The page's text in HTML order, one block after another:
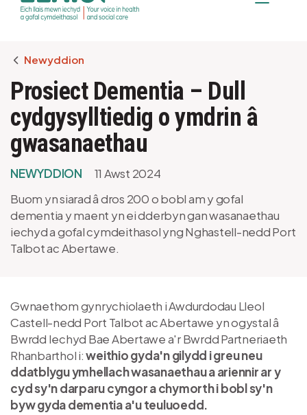
Breadcrumb
Newyddion
Prosiect Dementia – Dull
cydgysylltiedig o ymdrin â
gwasanaethau
NEWYDDION
11 Awst 2024
Buom yn siarad â dros 200 o bobl am y gofal
dementia y maent yn ei dderbyn gan wasanaethau
iechyd a gofal cymdeithasol yng Nghastell-nedd Port
Talbot ac Abertawe.
Gwnaethom gynrychiolaeth i Awdurdodau Lleol
Castell-nedd Port Talbot ac Abertawe yn ogystal â
Bwrdd Iechyd Bae Abertawe a'r Bwrdd Partneriaeth
Rhanbarthol i:weithio gyda'n gilydd i greu neu
ddatblygu ymhellach wasanaethau a ariennir ar y
cyd sy'n darparu cyngor a chymorth i bobl sy'n
byw gyda dementia a'u teuluoedd.